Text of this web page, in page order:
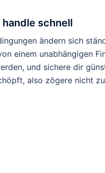
schnell
ändern sich
einem unabhängigen
und sichere dir
also zögere nicht